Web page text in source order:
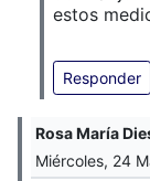
estos
Responder
Rosa María
Miércoles, 24